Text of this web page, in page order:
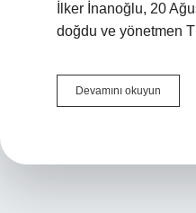
İlker İnanoğlu, 20
doğdu ve yönetmen
Devamını okuyun
Annesi